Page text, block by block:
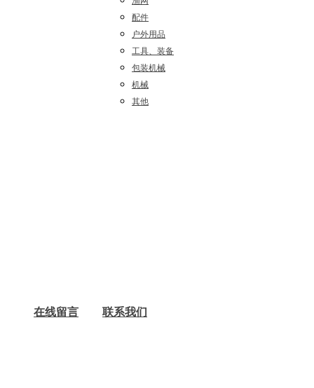
配件
户外用品
工具、装备
包装机械
机械
其他
在线留言 联系我们